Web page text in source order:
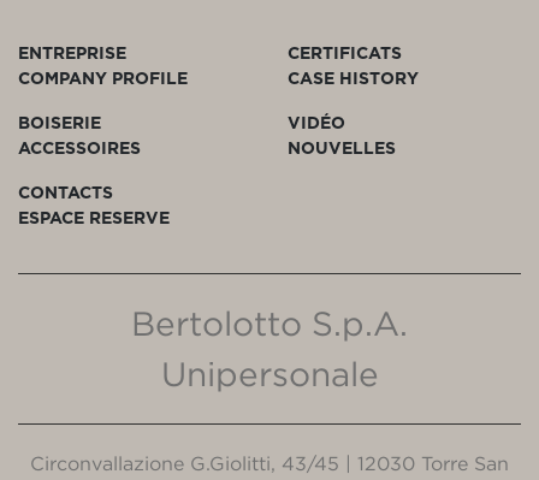
ENTREPRISE
COMPANY PROFILE
CERTIFICATS
CASE HISTORY
BOISERIE
ACCESSOIRES
VIDÉO
NOUVELLES
CONTACTS
ESPACE RESERVE
Bertolotto S.p.A.
Unipersonale
Circonvallazione G.Giolitti, 43/45 | 12030 Torre San